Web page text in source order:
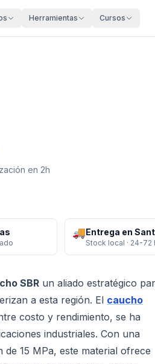
Herramientas Cursos
en 2h
🚚Entrega en
Stock local · 24-72
SBR un aliado estratégico
a esta región. El caucho
costo y rendimiento, se ha
industriales. Con una
15 MPa, este material ofrece